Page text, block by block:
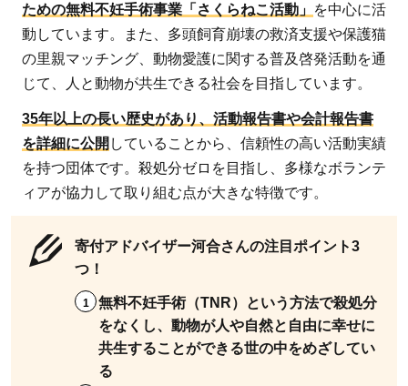
ための無料不妊手術事業「さくらねこ活動」 を中心に活
動しています。また、多頭飼育崩壊の救済支援や保護猫
の里親マッチング、動物愛護に関する普及啓発活動を通
じて、人と動物が共生できる社会を目指しています。
35年以上の長い歴史があり、活動報告書や会計報告書
を詳細に公開 していることから、信頼性の高い活動実績
を持つ団体です。殺処分ゼロを目指し、多様なボランテ
ィアが協力して取り組む点が大きな特徴です。
寄付アドバイザー河合さんの注目ポイント3
つ！
無料不妊手術（TNR）という方法で殺処分
をなくし、動物が人や自然と自由に幸せに
共生することができる世の中をめざしてい
る